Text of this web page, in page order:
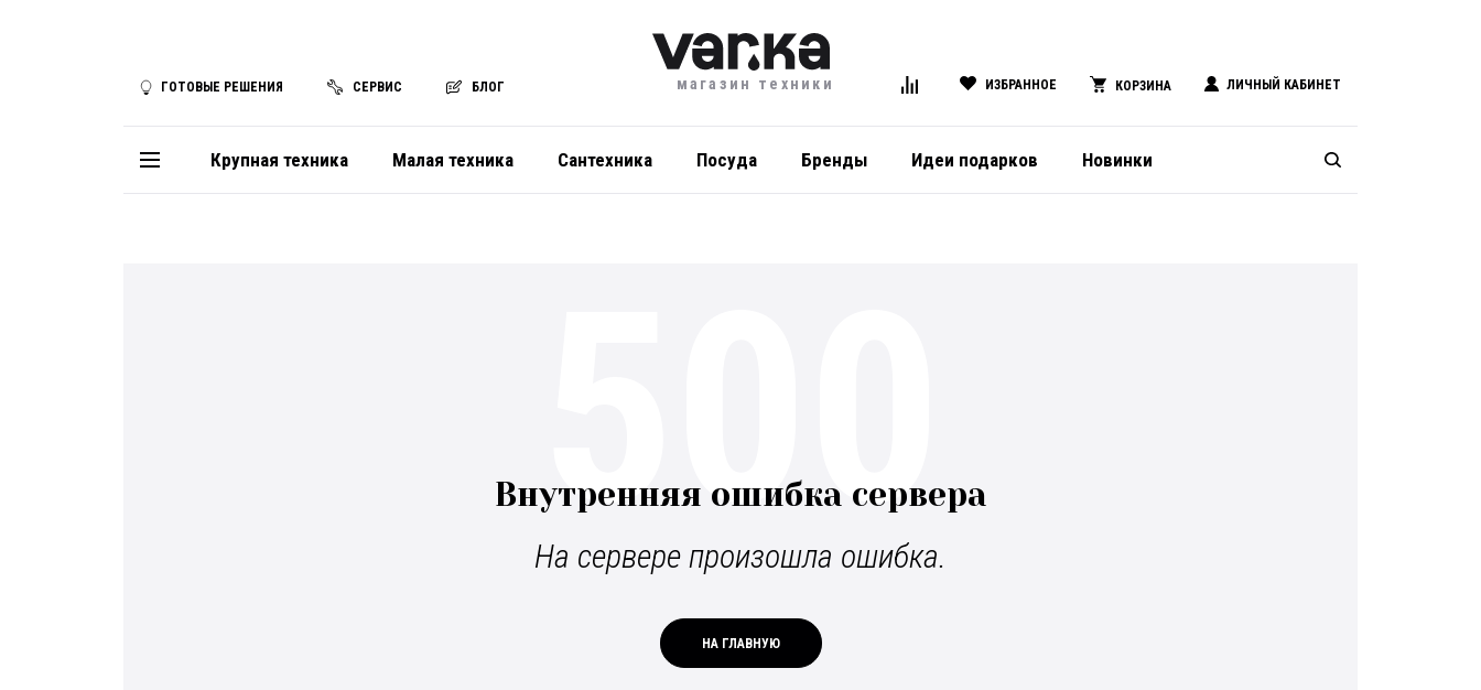
ГОТОВЫЕ РЕШЕНИЯ СЕРВИС БЛОГ магазин техники ИЗБРАННОЕ КОРЗИНА ЛИЧНЫЙ КАБИНЕТ
Крупная техника Малая техника Сантехника Посуда Бренды Идеи подарков Новинки
Внутренняя ошибка сервера
На сервере произошла ошибка.
НА ГЛАВНУЮ
500